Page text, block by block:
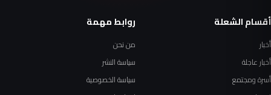
أقسام الشعلة
أخبار
أخبار عاجلة
أسرة ومجتمع
روابط مهمة
من نحن
سياسة النشر
سياسة الخصوصية